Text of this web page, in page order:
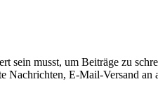
musst, um Beiträge zu
E-Mail-Versand